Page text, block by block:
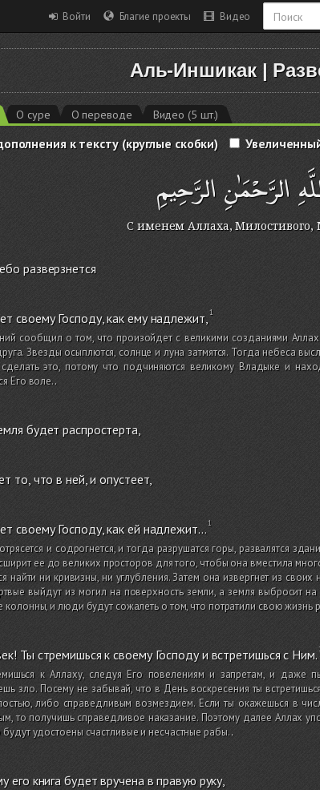
Войти Благие проекты Видео
Аль-Иншикак|
О суре О переводе Видео (5 шт.)
к тексту (круглые скобки)
الرَّحْمَٰنِ الرَّحِيمِ
С именем Аллаха, Милостивого,
разверзнется
своему Господу, как ему надлежит,
сообщил о том, что произойдет с великими созданиями
Звезды осыплются, солнце и луна затмятся. Тогда небеса
это, потому что подчиняются великому Владыке и
Его воле..
будет распростерта,
то, что в ней, и опустеет,
своему Господу, как ей надлежит…
и содрогнется, и тогда разрушатся горы, развалятся
ее до великих просторов для того, чтобы она вместила
найти ни кривизны, ни углубления. Затем она извергнет из
выйдут из могил на поверхность земли, а земля выбросит
колонны, и люди будут сожалеть о том, что потратили свою жизнь
Ты стремишься к своему Господу и встретишься с Ним.
к Аллаху, следуя Его повелениям и запретам, и даже
зло. Посему не забывай, что в День воскресения ты
либо справедливым возмездием. Если ты окажешься в
то получишь справедливое наказание. Поэтому далее Аллах
будут удостоены счастливые и несчастные рабы..
его книга будет вручена в правую руку,